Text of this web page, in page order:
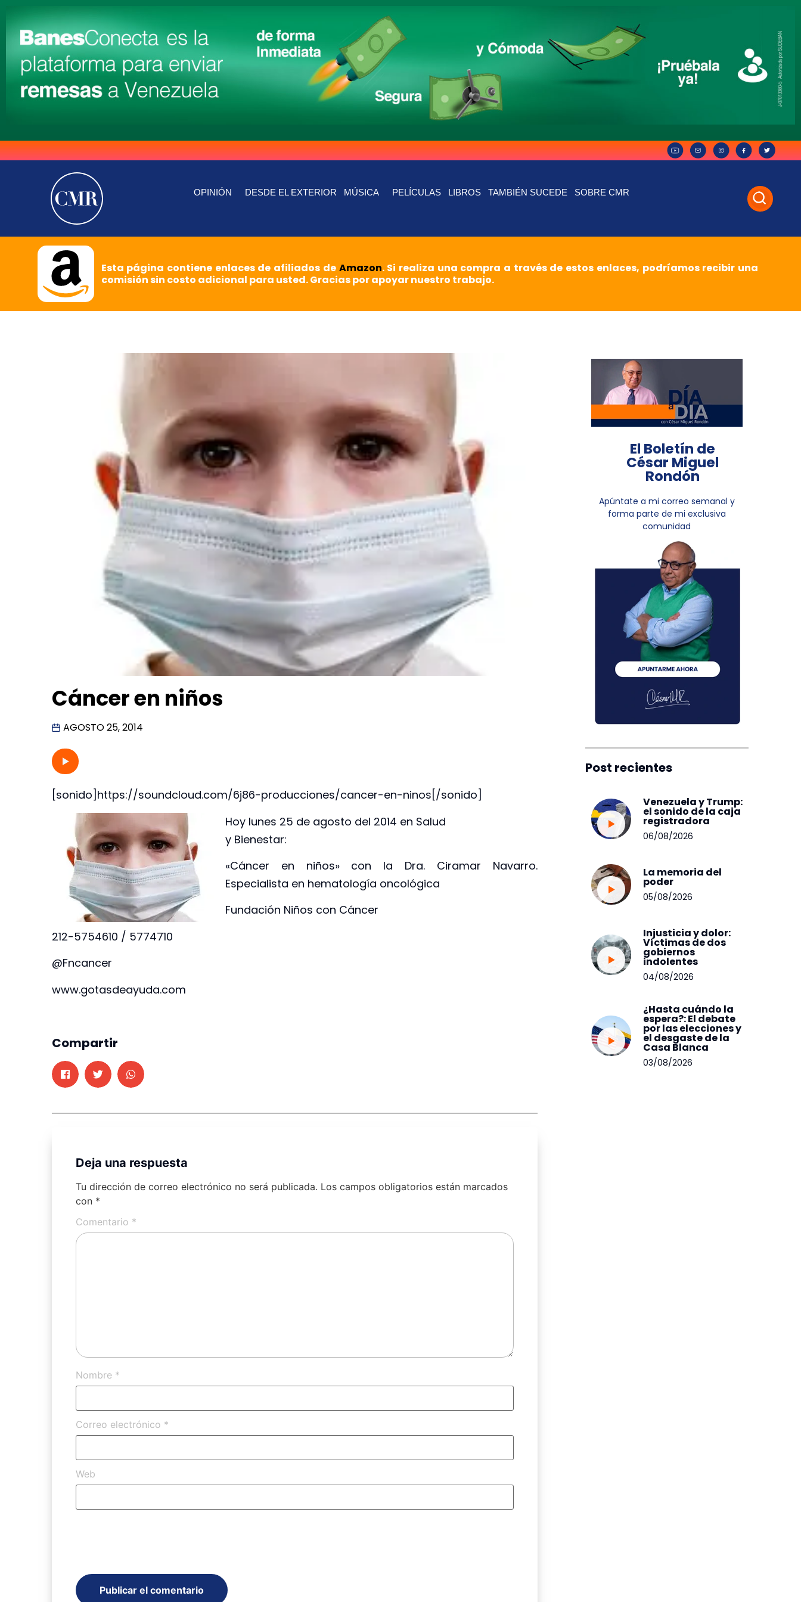
OPINIÓN DESDE EL EXTERIOR MÚSICA PELÍCULAS LIBROS TAMBIÉN SUCEDE SOBRE CMR
Esta página contiene enlaces de afiliados de Amazon. Si realiza una compra a través de estos enlaces, podríamos recibir una
comisión sin costo adicional para usted. Gracias por apoyar nuestro trabajo.
Cáncer en niños
AGOSTO 25, 2014
[sonido]https://soundcloud.com/6j86-producciones/cancer-en-ninos[/sonido]
Hoy lunes 25 de agosto del 2014 en Salud
y Bienestar:
«Cáncer en niños» con la Dra. Ciramar Navarro.
Especialista en hematología oncológica
Fundación Niños con Cáncer
212-5754610 / 5774710
@Fncancer
www.gotasdeayuda.com
Compartir
Deja una respuesta
Tu dirección de correo electrónico no será publicada. Los campos obligatorios están marcados
con *
Comentario *
Nombre *
Correo electrónico *
Web
El Boletín de
César Miguel
Rondón
Apúntate a mi correo semanal y
forma parte de mi exclusiva
comunidad
Post recientes
Venezuela y Trump:
el sonido de la caja
registradora
06/08/2026
La memoria del
poder
05/08/2026
Injusticia y dolor:
Víctimas de dos
gobiernos
indolentes
04/08/2026
¿Hasta cuándo la
espera?: El debate
por las elecciones y
el desgaste de la
Casa Blanca
03/08/2026